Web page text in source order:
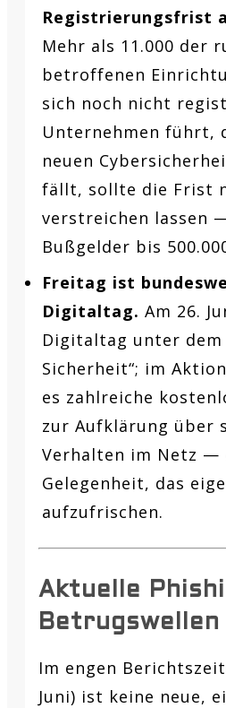
Registrierungsfrist
Mehr als 11.000 der
betroffenen
sich noch nicht
Unternehmen führt,
neuen
fällt, sollte die Frist
verstreichen lassen
Bußgelder bis
Freitag ist
Digitaltag. Am 26.
Digitaltag unter
Sicherheit“; im
es zahlreiche
zur Aufklärung über
Verhalten im Netz —
Gelegenheit, das
aufzufrischen.
Aktuelle
Betrugswellen
Im engen
Juni) ist keine neue,